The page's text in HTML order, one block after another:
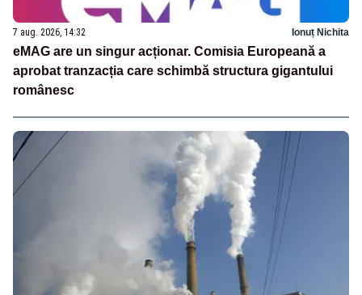
7 aug. 2026, 14:32 Ionuț Nichita
eMAG are un singur acționar. Comisia Europeană a
aprobat tranzacția care schimbă structura gigantului
românesc